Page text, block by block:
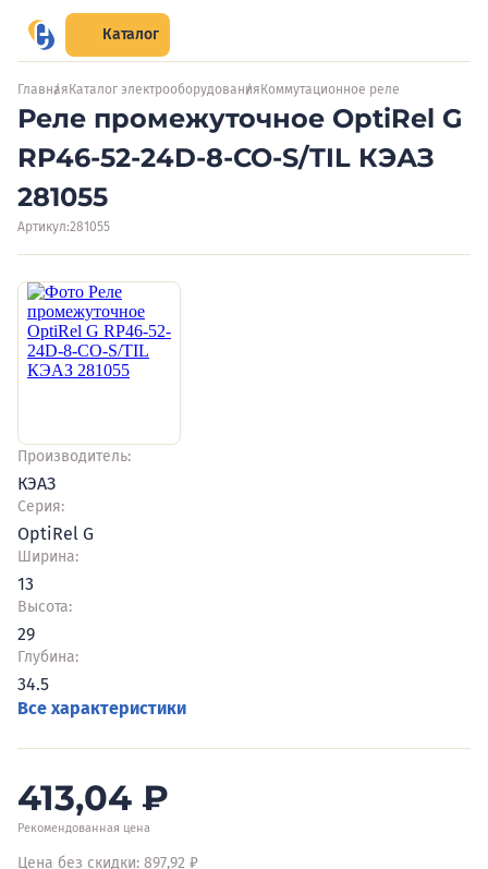
Каталог
Главная Каталог электрооборудования Коммутационное реле
Реле промежуточное OptiRel G
RP46-52-24D-8-CO-S/TIL КЭАЗ
281055
Артикул:281055
Производитель:
КЭАЗ
Серия:
OptiRel G
Ширина:
13
Высота:
29
Глубина:
34.5
Все характеристики
413,04 ₽
Рекомендованная цена
Цена без скидки: 897,92 ₽